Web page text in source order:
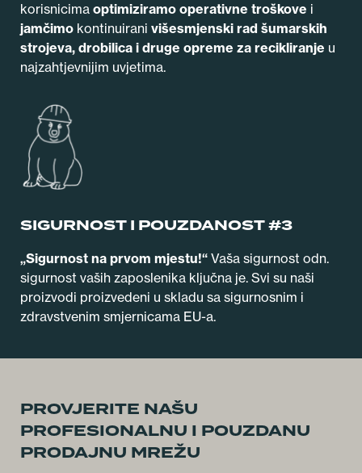
korisnicima optimiziramo operativne troškove i
jamčimo kontinuirani višesmjenski rad šumarskih
strojeva, drobilica i druge opreme za recikliranje u
najzahtjevnijim uvjetima.
SIGURNOST I POUZDANOST #3
„Sigurnost na prvom mjestu!“ Vaša sigurnost odn.
sigurnost vaših zaposlenika ključna je. Svi su naši
proizvodi proizvedeni u skladu sa sigurnosnim i
zdravstvenim smjernicama EU-a.
PROVJERITE NAŠU
PROFESIONALNU I POUZDANU
PRODAJNU MREŽU